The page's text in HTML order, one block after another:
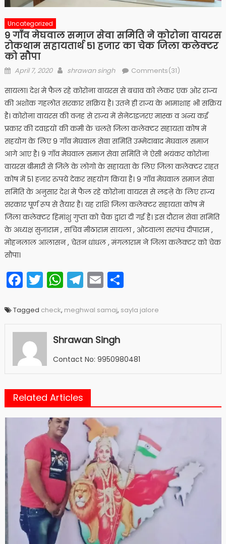
Uncategorized
9 गाँव मेघवाल समाज सेवा समिति ने कोरोना वायरस
रोकथाम सहायतार्थ 51 हजार का चेक जिला कलेक्टर
को सौपा
Posted
April 7, 2020 Author
shrawan singh Comments(31)
सायला। देश मे फैल रहे कोरोना वायरस से बचाव को लेकर एक ओर राज्य
की अशोक गहलोत सरकार सक्रिय है। उतने ही राज्य के भामाशाह भी सक्रिय
है। कोरोना वायरस की वजह से राज्य में सेनेटाइजरए मास्क व अन्य कई
प्रकार की दवाइयों की कमी के चलते जिला कलेक्टर सहायता कोष में
सहयोग के लिए 9 गाँव मेघवाल सेवा समिति उम्मेदाबाद मेघवाल समाज
आगे आए है। 9 गाँव मेघवाल समाज सेवा समिति ने ऐसी भयंकर कोरोना
वायरस बीमारी से जिले के लोगो के सहायता के लिए जिला कलेक्टर राहत
कोष में 51 हजार रुपये देकर सहयोग किया है। 9 गाँव मेघवाल समाज सेवा
समिति के अनुसार देश मे फैल रहे कोरोना वायरस से लडऩे के लिए राज्य
सरकार पूर्ण रूप से तैयार है। यह राशि जिला कलेक्टर सहायता कोष में
जिला कलेक्टर हिमांशु गुप्ता को चैक द्वारा दी गई है। इस दौरान सेवा समिति
के अध्यक्ष सुजाराम , सचिव मीठाराम सायला , ओटवाला सरपंच दीपाराम ,
मोहनलाल आलासन , चेतन धांधल , मंगलाराम ने जिला कलेक्टर को चेक
सौपा।
Facebook
Twitter
WhatsApp
Telegram
EmailShare
Tagged check, meghwal samaj, sayla jalore
Shrawan Singh
Contact No: 9950980481
Related Articles